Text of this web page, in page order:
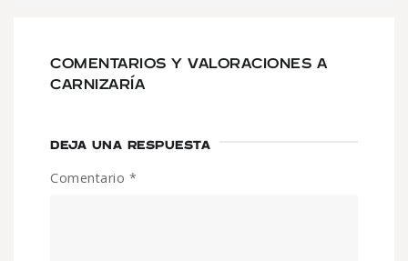
COMENTARIOS Y VALORACIONES A
CARNIZARÍA
DEJA UNA RESPUESTA
Comentario *